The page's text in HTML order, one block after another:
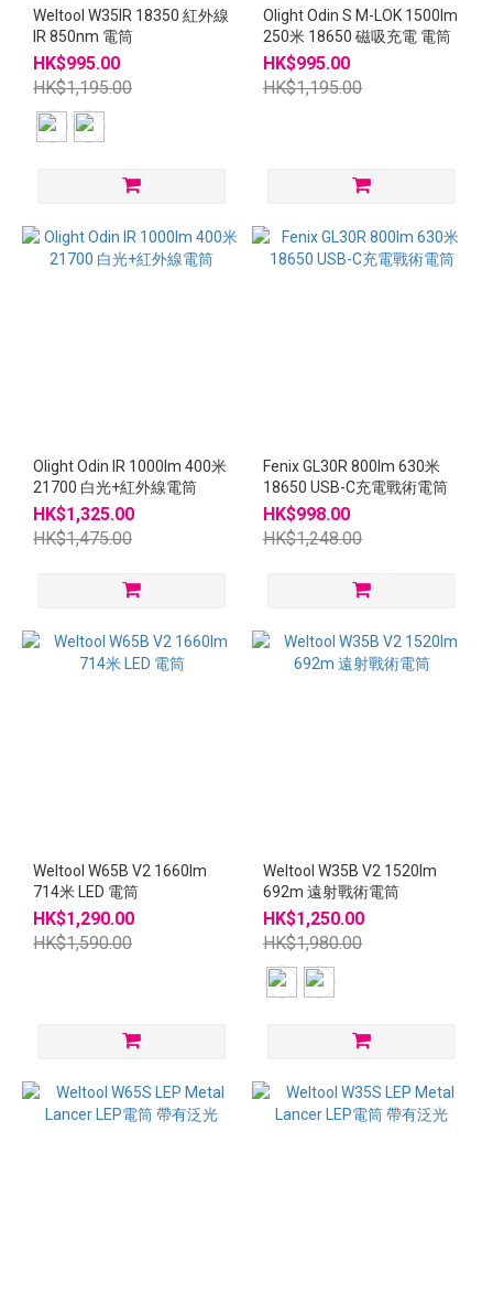
Weltool W35IR 18350 紅外線
IR 850nm 電筒
HK$995.00
HK$1,195.00
Olight Odin S M-LOK 1500lm
250米 18650 磁吸充電 電筒
HK$995.00
HK$1,195.00
Olight Odin IR 1000lm 400米
21700 白光+紅外線電筒
HK$1,325.00
HK$1,475.00
Fenix GL30R 800lm 630米
18650 USB-C充電戰術電筒
HK$998.00
HK$1,248.00
Weltool W65B V2 1660lm
714米 LED 電筒
HK$1,290.00
HK$1,590.00
Weltool W35B V2 1520lm
692m 遠射戰術電筒
HK$1,250.00
HK$1,980.00